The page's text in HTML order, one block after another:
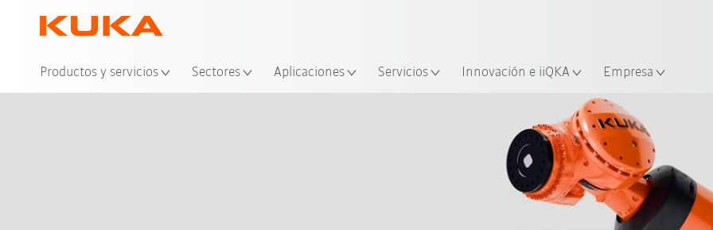
Productos y servicios Sectores Aplicaciones Servicios Innovación e iiQKA Empresa